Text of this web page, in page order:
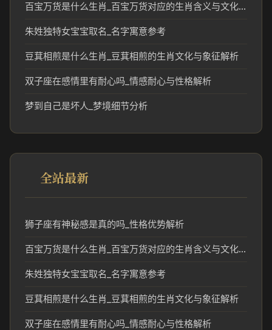
百宝万货是什么生肖_百宝万货对应的生肖含义与文化解读
朱姓独特女宝宝取名_名字寓意参考
豆萁相煎是什么生肖_豆萁相煎的生肖文化与象征解析
双子座在感情里有耐心吗_情感耐心与性格解析
梦到自己是坏人_梦境细节分析
全站最新
狮子座有神秘感是真的吗_性格优势解析
百宝万货是什么生肖_百宝万货对应的生肖含义与文化解读
朱姓独特女宝宝取名_名字寓意参考
豆萁相煎是什么生肖_豆萁相煎的生肖文化与象征解析
双子座在感情里有耐心吗_情感耐心与性格解析